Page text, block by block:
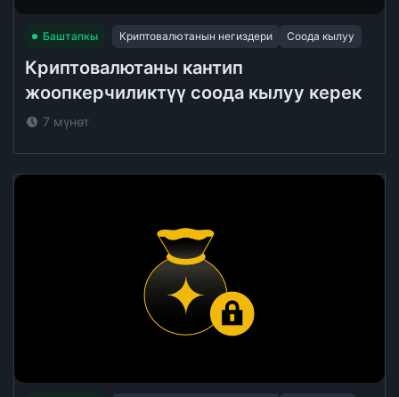
Баштапкы Криптовалютанын негиздери Соода кылуу
Криптовалютаны кантип
жоопкерчиликтүү соода кылуу керек
7 мүнөт